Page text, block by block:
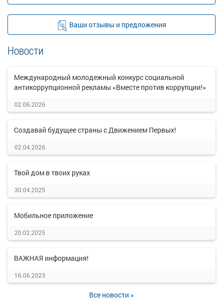
Ваши отзывы и предложения
Новости
Международный молодежный конкурс социальной
антикоррупционной рекламы «Вместе против коррупции!»
02.06.2026
Создавай будущее страны с Движением Первых!
02.04.2026
Твой дом в твоих руках
30.04.2025
Мобильное приложение
20.02.2025
ВАЖНАЯ информация!
16.06.2023
Все новости »